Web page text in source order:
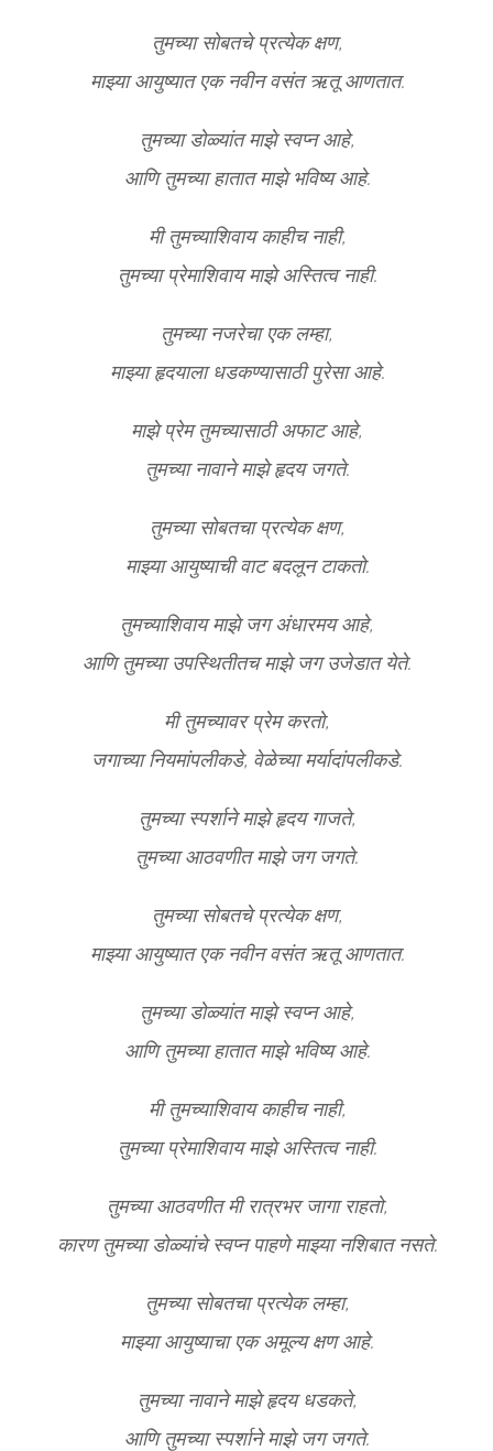
तुमच्या सोबतचे प्रत्येक क्षण,
माझ्या आयुष्यात एक नवीन वसंत ऋतू आणतात.
तुमच्या डोळ्यांत माझे स्वप्न आहे,
आणि तुमच्या हातात माझे भविष्य आहे.
मी तुमच्याशिवाय काहीच नाही,
तुमच्या प्रेमाशिवाय माझे अस्तित्व नाही.
तुमच्या नजरेचा एक लम्हा,
माझ्या हृदयाला धडकण्यासाठी पुरेसा आहे.
माझे प्रेम तुमच्यासाठी अफाट आहे,
तुमच्या नावाने माझे हृदय जगते.
तुमच्या सोबतचा प्रत्येक क्षण,
माझ्या आयुष्याची वाट बदलून टाकतो.
तुमच्याशिवाय माझे जग अंधारमय आहे,
आणि तुमच्या उपस्थितीतच माझे जग उजेडात येते.
मी तुमच्यावर प्रेम करतो,
जगाच्या नियमांपलीकडे, वेळेच्या मर्यादांपलीकडे.
तुमच्या स्पर्शाने माझे हृदय गाजते,
तुमच्या आठवणीत माझे जग जगते.
तुमच्या सोबतचे प्रत्येक क्षण,
माझ्या आयुष्यात एक नवीन वसंत ऋतू आणतात.
तुमच्या डोळ्यांत माझे स्वप्न आहे,
आणि तुमच्या हातात माझे भविष्य आहे.
मी तुमच्याशिवाय काहीच नाही,
तुमच्या प्रेमाशिवाय माझे अस्तित्व नाही.
तुमच्या आठवणीत मी रात्रभर जागा राहतो,
कारण तुमच्या डोळ्यांचे स्वप्न पाहणे माझ्या नशिबात नसते.
तुमच्या सोबतचा प्रत्येक लम्हा,
माझ्या आयुष्याचा एक अमूल्य क्षण आहे.
तुमच्या नावाने माझे हृदय धडकते,
आणि तुमच्या स्पर्शाने माझे जग जगते.